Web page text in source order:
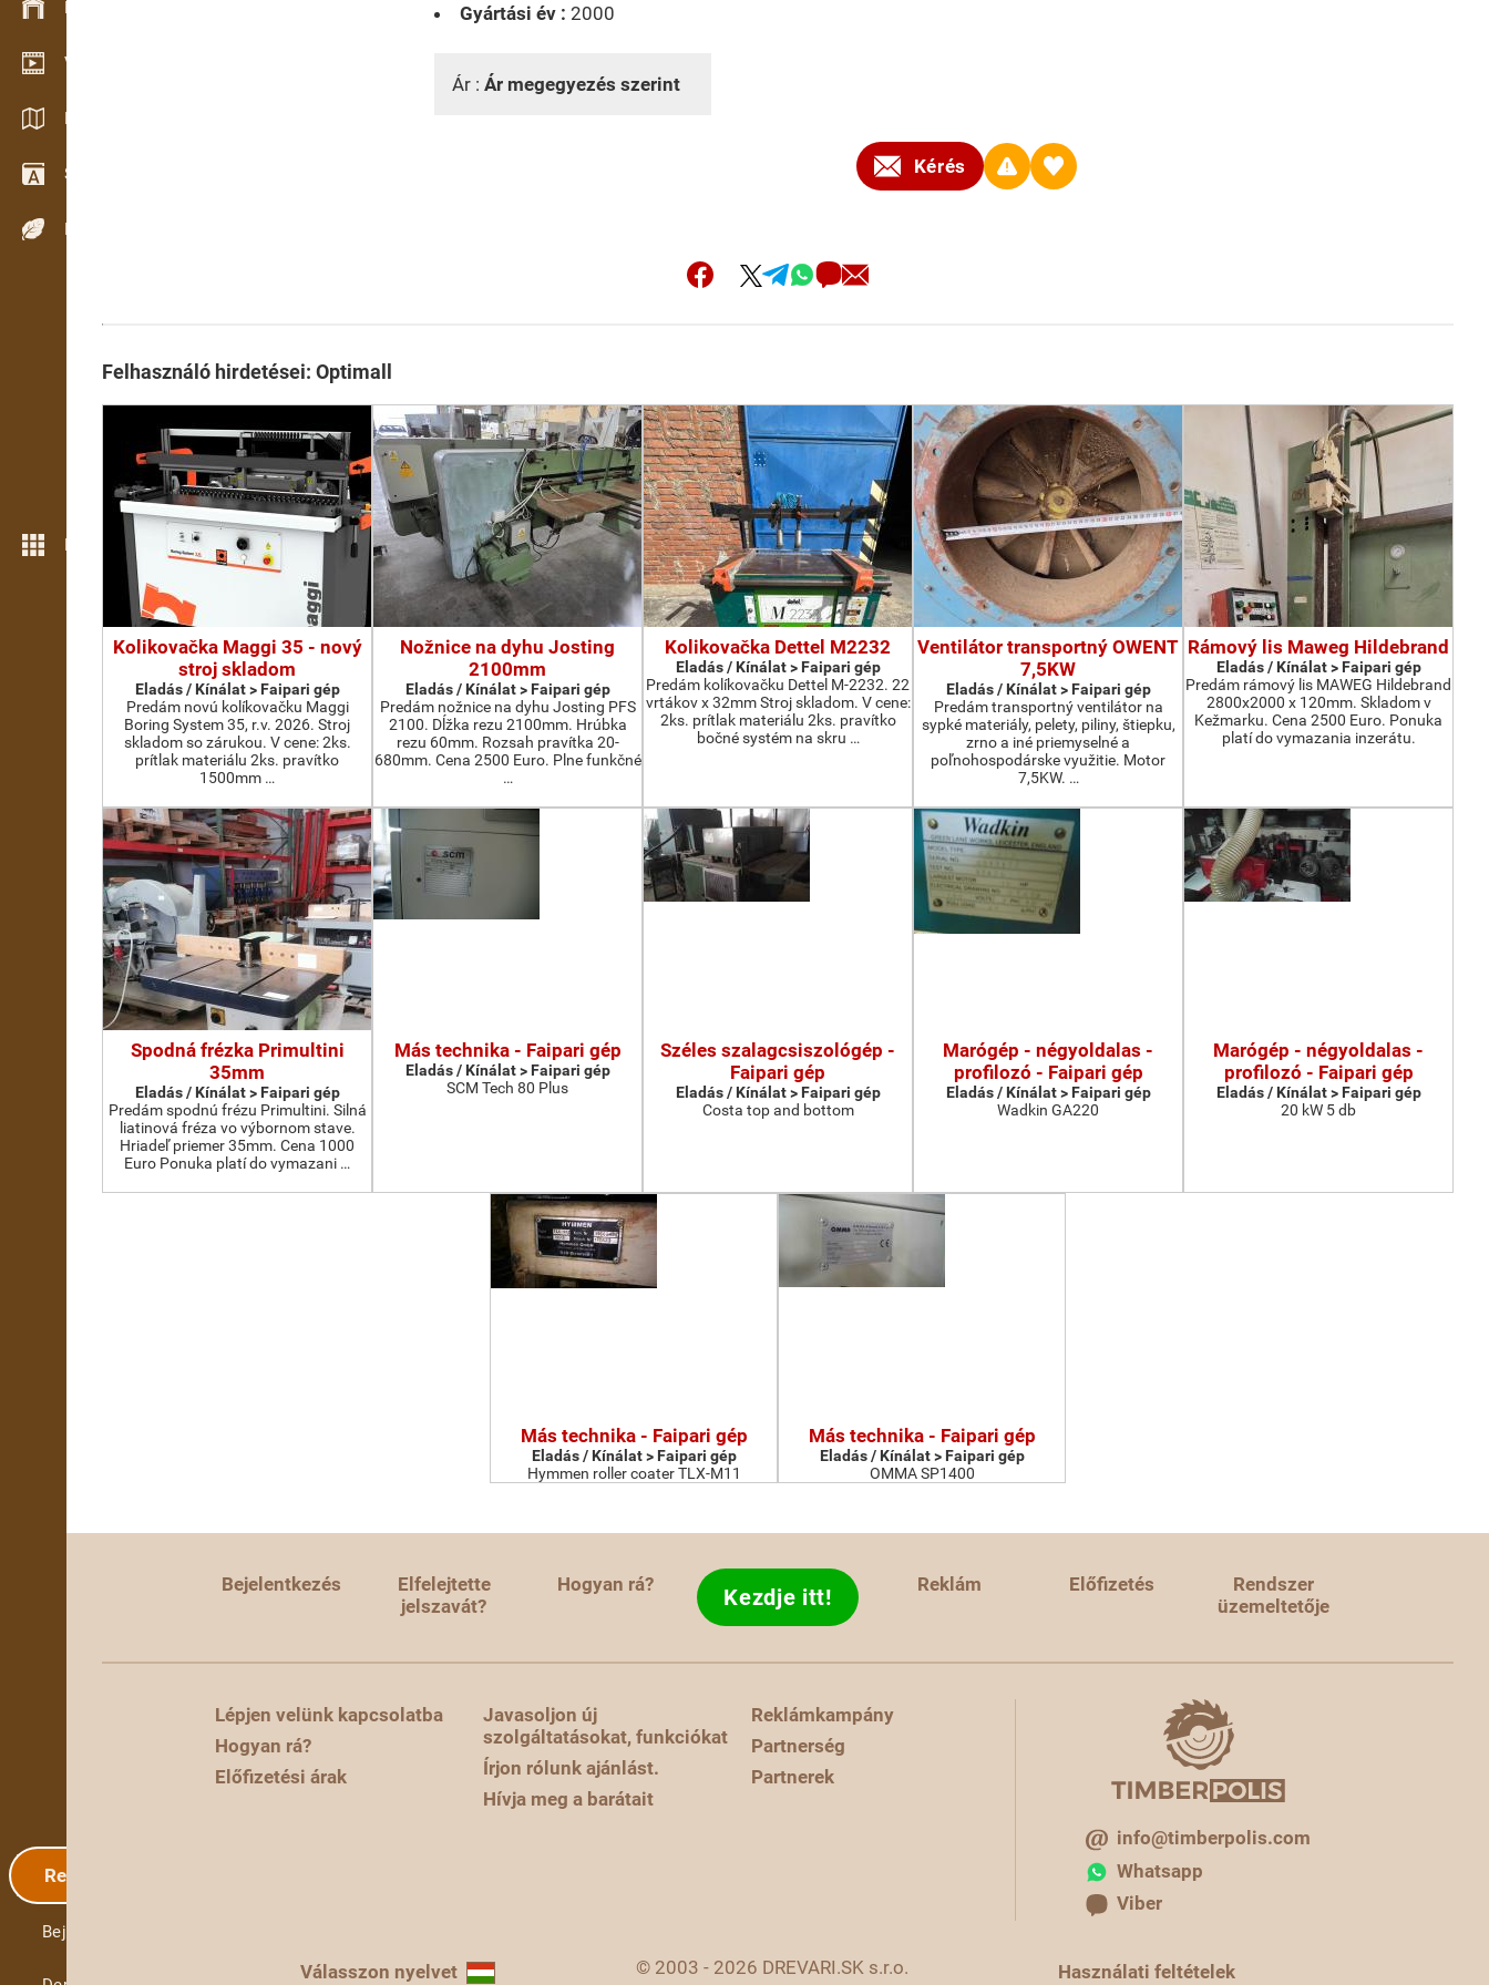
Készlet kezelés
Video bemutatóterem
Katalógusok / Prospektusok
Szótár
Fafajok
Még több funkció
Regisztráció
Bejelentkezés
Gyártási év : 2000
Ár : Ár megegyezés szerint
Kérés
Felhasználó hirdetései: Optimall
Kolikovačka Maggi 35 - nový
stroj skladom
Eladás / Kínálat > Faipari gép
Predám novú kolíkovačku Maggi
Boring System 35, r.v. 2026. Stroj
skladom so zárukou. V cene: 2ks.
prítlak materiálu 2ks. pravítko
1500mm …
Nožnice na dyhu Josting
2100mm
Eladás / Kínálat > Faipari gép
Predám nožnice na dyhu Josting PFS
2100. Dĺžka rezu 2100mm. Hrúbka
rezu 60mm. Rozsah pravítka 20-
680mm. Cena 2500 Euro. Plne funkčné
…
Kolikovačka Dettel M2232
Eladás / Kínálat > Faipari gép
Predám kolíkovačku Dettel M-2232. 22
vrtákov x 32mm Stroj skladom. V cene:
2ks. prítlak materiálu 2ks. pravítko
bočné systém na skru …
Ventilátor transportný OWENT
7,5KW
Eladás / Kínálat > Faipari gép
Predám transportný ventilátor na
sypké materiály, pelety, piliny, štiepku,
zrno a iné priemyselné a
poľnohospodárske využitie. Motor
7,5KW. …
Rámový lis Maweg Hildebrand
Eladás / Kínálat > Faipari gép
Predám rámový lis MAWEG Hildebrand
2800x2000 x 120mm. Skladom v
Kežmarku. Cena 2500 Euro. Ponuka
platí do vymazania inzerátu.
Spodná frézka Primultini
35mm
Eladás / Kínálat > Faipari gép
Predám spodnú frézu Primultini. Silná
liatinová fréza vo výbornom stave.
Hriadeľ priemer 35mm. Cena 1000
Euro Ponuka platí do vymazani …
Más technika - Faipari gép
Eladás / Kínálat > Faipari gép
SCM Tech 80 Plus
Széles szalagcsiszológép -
Faipari gép
Eladás / Kínálat > Faipari gép
Costa top and bottom
Marógép - négyoldalas -
profilozó - Faipari gép
Eladás / Kínálat > Faipari gép
Wadkin GA220
Marógép - négyoldalas -
profilozó - Faipari gép
Eladás / Kínálat > Faipari gép
20 kW 5 db
Más technika - Faipari gép
Eladás / Kínálat > Faipari gép
Hymmen roller coater TLX-M11
Más technika - Faipari gép
Eladás / Kínálat > Faipari gép
OMMA SP1400
Bejelentkezés
Elfelejtette
jelszavát?
Hogyan rá? Kezdje itt! Reklám Előfizetés
Rendszer
üzemeltetője
Lépjen velünk kapcsolatba
Hogyan rá?
Előfizetési árak
Javasoljon új
szolgáltatásokat, funkciókat
Írjon rólunk ajánlást.
Hívja meg a barátait
Reklámkampány
Partnerség
Partnerek
info@timberpolis.com
Whatsapp
Viber
Válasszon nyelvet © 2003 - 2026 DREVARI.SK s.r.o. Használati feltételek